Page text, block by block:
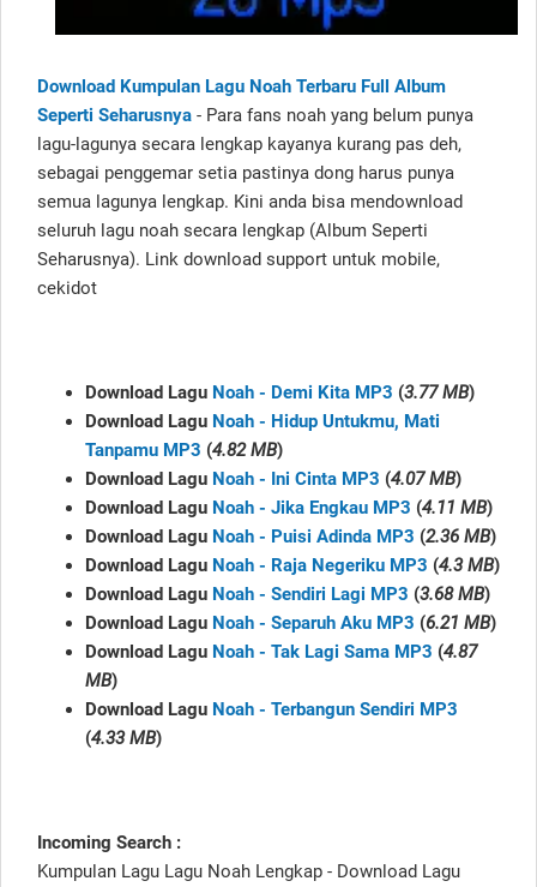
Download Kumpulan Lagu Noah Terbaru Full Album
Seperti Seharusnya - Para fans noah yang belum punya
lagu-lagunya secara lengkap kayanya kurang pas deh,
sebagai penggemar setia pastinya dong harus punya
semua lagunya lengkap. Kini anda bisa mendownload
seluruh lagu noah secara lengkap (Album Seperti
Seharusnya). Link download support untuk mobile,
cekidot
Download Lagu Noah - Demi Kita MP3 (3.77 MB)
Download Lagu Noah - Hidup Untukmu, Mati
Tanpamu MP3 (4.82 MB)
Download Lagu Noah - Ini Cinta MP3 (4.07 MB)
Download Lagu Noah - Jika Engkau MP3 (4.11 MB)
Download Lagu Noah - Puisi Adinda MP3 (2.36 MB)
Download Lagu Noah - Raja Negeriku MP3 (4.3 MB)
Download Lagu Noah - Sendiri Lagi MP3 (3.68 MB)
Download Lagu Noah - Separuh Aku MP3 (6.21 MB)
Download Lagu Noah - Tak Lagi Sama MP3 (4.87
MB)
Download Lagu Noah - Terbangun Sendiri MP3
(4.33 MB)
Incoming Search :
Kumpulan Lagu Lagu Noah Lengkap - Download Lagu